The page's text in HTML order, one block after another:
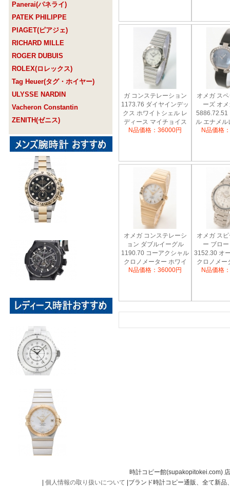
Panerai(パネライ)
PATEK PHILIPPE
PIAGET(ピアジェ)
RICHARD MILLE
ROGER DUBUIS
ROLEX(ロレックス)
Tag Heuer(タグ・ホイヤー)
ULYSSE NARDIN
Vacheron Constantin
ZENITH(ゼニス)
ガ コンステレーション
1173.76 ダイヤインデッ
クス ホワイトシェル レ
ディース マイチョイス
N品価格：36000円
オメガ ス
ーズ オ
5886.72.51
ル エナメル
ック/ブル
N品価格
オメガ コンステレーシ
ョン ダブルイーグル
1190.70 コーアクシャル
クロノメーター ホワイ
トシェル ボーイズ
N品価格：36000円
オメガ ス
ー ブロ
3152.30 オ
クロノメー
ー
N品価格
時計コピー館(supakopitokei.com)
個人情報の取り扱いについて |ブランド時計コピー通販、全て新